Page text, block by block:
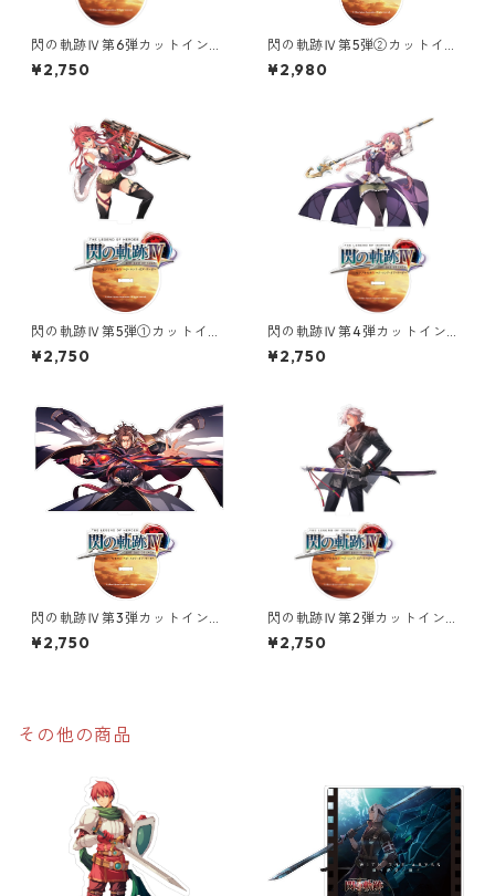
閃の軌跡Ⅳ第6弾カットインイ
ラストオーロラアクリルスタ
ンド
¥2,750
閃の軌跡Ⅳ第5弾②カットイン
イラストオーロラアクリルス
タンド
¥2,980
閃の軌跡Ⅳ第5弾①カットイン
イラストオーロラアクリルス
タンド
¥2,750
閃の軌跡Ⅳ第4弾カットインイ
ラストオーロラアクリルスタ
ンド
¥2,750
閃の軌跡Ⅳ第3弾カットインイ
ラストオーロラアクリルスタ
ンド
¥2,750
閃の軌跡Ⅳ第2弾カットインイ
ラストオーロラアクリルスタ
ンド
¥2,750
その他の商品